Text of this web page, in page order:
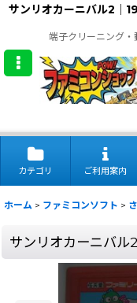
サンリオカーニバル2｜
端子クリーニング
カテゴリ ご利用案内
ホーム > ファミコンソフト >
サンリオカーニバル2